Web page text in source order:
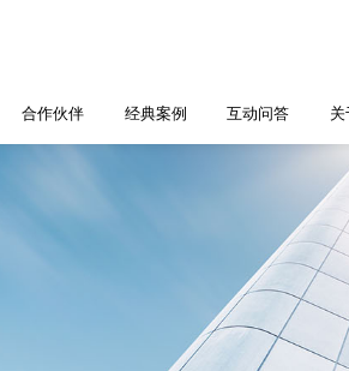
合作伙伴 经典案例 互动问答 关